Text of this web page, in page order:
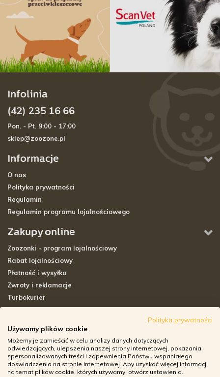
Informacje
O nas
Polityka prywatności
Regulamin
Regulamin programu lojalnościowego
Zakupy online
Zoozonki - program lojalnościowy
Rabat lojalnościowy
Płatność i wysyłka
Zwroty i reklamacje
Turbokurier
Adresy sklepów stacjonarnych
Godziny otwarcia sklepów
Aplikacja zoozone.pl
Zwroty i reklamacje
Infolinia
(42) 235 16 66
Pon. - Pt. 9:00 - 17:00
sklep@zoozone.pl
Polityka prywatności
Używamy plików cookie
Możemy je zamieścić w celu analizy danych dotyczących
odwiedzających, ulepszenia naszej strony internetowej, pokazania
spersonalizowanych treści i zapewnienia Państwu wspaniałego
doświadczenia na stronie internetowej. Aby uzyskać więcej informacji
na temat plików cookie, których używamy, otwórz ustawienia.